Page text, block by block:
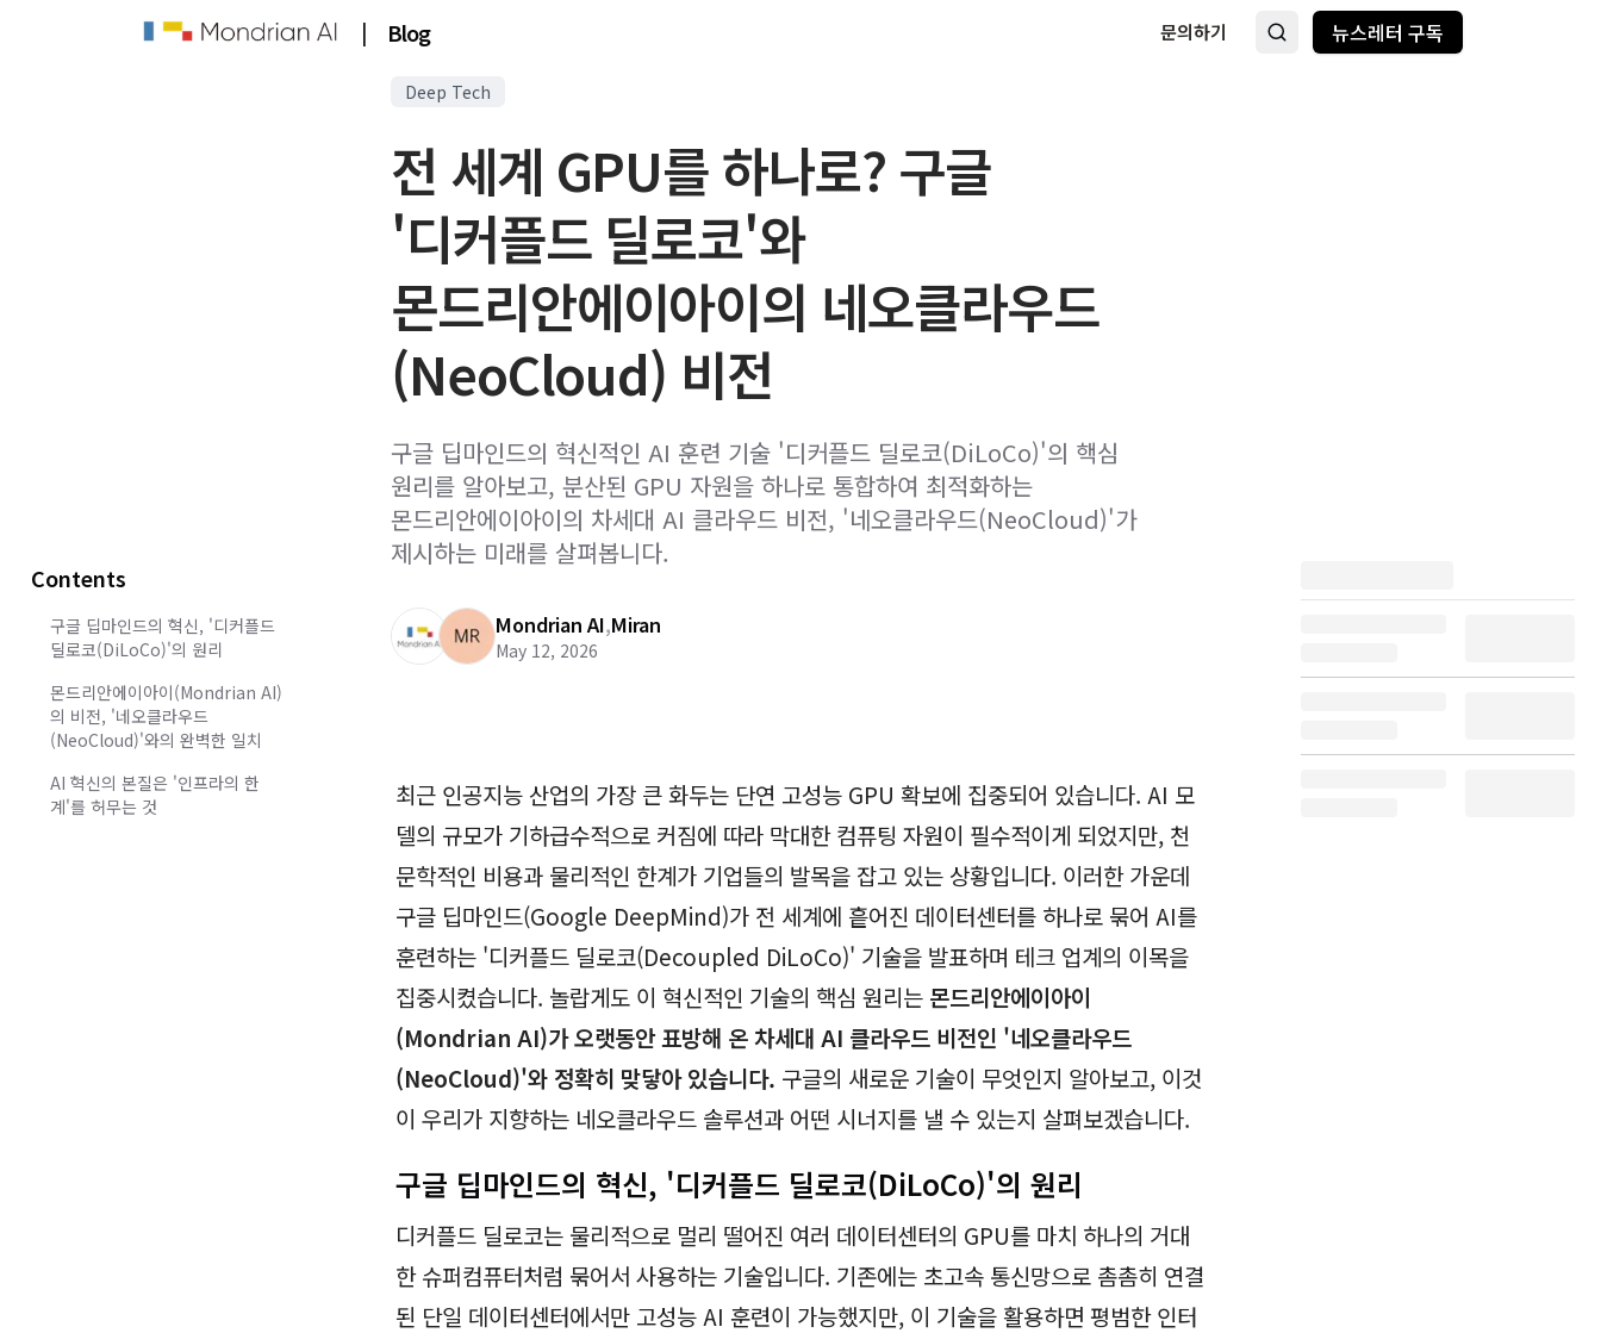
| Blog 문의하기 뉴스레터 구독
Deep Tech
전 세계 GPU를 하나로? 구글
'디커플드 딜로코'와
몬드리안에이아이의 네오클라우드
(NeoCloud) 비전
구글 딥마인드의 혁신적인 AI 훈련 기술 '디커플드 딜로코(DiLoCo)'의 핵심
원리를 알아보고, 분산된 GPU 자원을 하나로 통합하여 최적화하는
몬드리안에이아이의 차세대 AI 클라우드 비전, '네오클라우드(NeoCloud)'가
제시하는 미래를 살펴봅니다.
Mondrian AI,Miran
May 12, 2026
최근 인공지능 산업의 가장 큰 화두는 단연 고성능 GPU 확보에 집중되어 있습니다. AI 모
델의 규모가 기하급수적으로 커짐에 따라 막대한 컴퓨팅 자원이 필수적이게 되었지만, 천
문학적인 비용과 물리적인 한계가 기업들의 발목을 잡고 있는 상황입니다. 이러한 가운데
구글 딥마인드(Google DeepMind)가 전 세계에 흩어진 데이터센터를 하나로 묶어 AI를
훈련하는 '디커플드 딜로코(Decoupled DiLoCo)' 기술을 발표하며 테크 업계의 이목을
집중시켰습니다. 놀랍게도 이 혁신적인 기술의 핵심 원리는 몬드리안에이아이
(Mondrian AI)가 오랫동안 표방해 온 차세대 AI 클라우드 비전인 '네오클라우드
(NeoCloud)'와 정확히 맞닿아 있습니다. 구글의 새로운 기술이 무엇인지 알아보고, 이것
이 우리가 지향하는 네오클라우드 솔루션과 어떤 시너지를 낼 수 있는지 살펴보겠습니다.
구글 딥마인드의 혁신, '디커플드 딜로코(DiLoCo)'의 원리
디커플드 딜로코는 물리적으로 멀리 떨어진 여러 데이터센터의 GPU를 마치 하나의 거대
한 슈퍼컴퓨터처럼 묶어서 사용하는 기술입니다. 기존에는 초고속 통신망으로 촘촘히 연결
된 단일 데이터센터에서만 고성능 AI 훈련이 가능했지만, 이 기술을 활용하면 평범한 인터
Contents
구글 딥마인드의 혁신, '디커플드
딜로코(DiLoCo)'의 원리
몬드리안에이아이(Mondrian AI)
의 비전, '네오클라우드
(NeoCloud)'와의 완벽한 일치
AI 혁신의 본질은 '인프라의 한
계'를 허무는 것